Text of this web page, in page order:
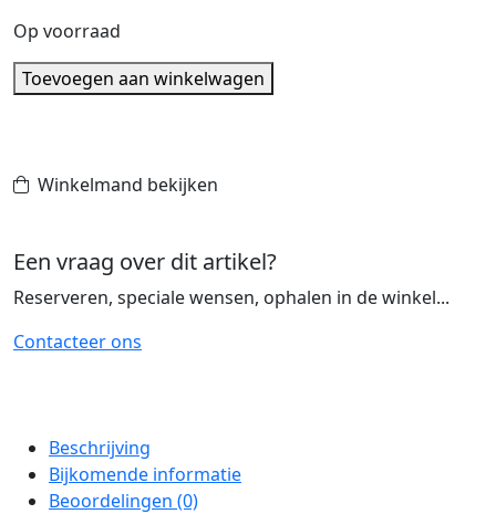
Op voorraad
MONTBLANC
Sartorial
Ebony
Toevoegen aan winkelwagen
Winkelmand bekijken
Een vraag over dit artikel?
Reserveren, speciale wensen, ophalen in de winkel...
Contacteer ons
Beschrijving
Bijkomende informatie
Beoordelingen (0)